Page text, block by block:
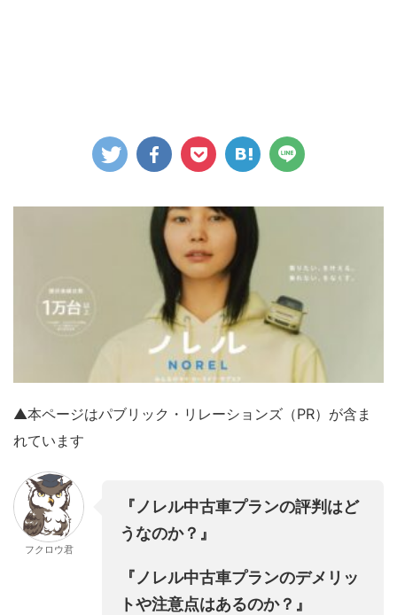
▲本ページはパブリック・リレーションズ（PR） が含ま
れています
フクロウ君
『ノレル中古車プランの評判はど
うなのか？』
『ノレル中古車プランのデメリッ
トや注意点はあるのか？』